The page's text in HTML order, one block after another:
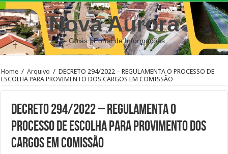
Nova Aurora
– Goiás | Portal de Informações
Home / Arquivo / DECRETO 294/2022 – REGULAMENTA O PROCESSO DE
ESCOLHA PARA PROVIMENTO DOS CARGOS EM COMISSÃO
DECRETO 294/2022 – REGULAMENTA O
PROCESSO DE ESCOLHA PARA PROVIMENTO DOS
CARGOS EM COMISSÃO